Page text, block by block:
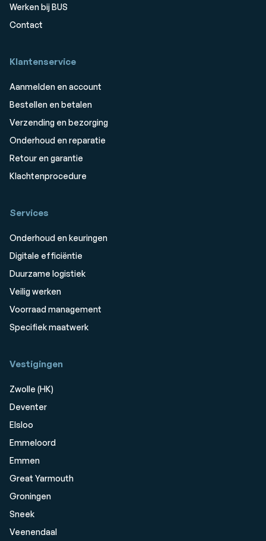
Werken bij BUS
Contact
Klantenservice
Aanmelden en account
Bestellen en betalen
Verzending en bezorging
Onderhoud en reparatie
Retour en garantie
Klachtenprocedure
Services
Onderhoud en keuringen
Digitale efficiëntie
Duurzame logistiek
Veilig werken
Voorraad management
Specifiek maatwerk
Vestigingen
Zwolle (HK)
Deventer
Elsloo
Emmeloord
Emmen
Great Yarmouth
Groningen
Sneek
Veenendaal